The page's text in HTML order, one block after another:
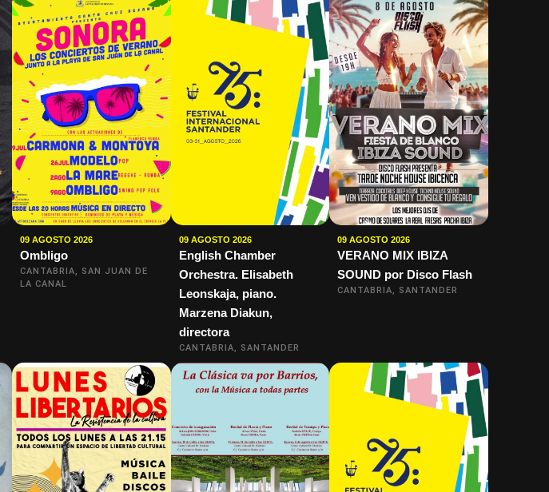
09 AGOSTO 2026
Ombligo
CANTABRIA, SAN JUAN DE
LA CANAL
09 AGOSTO 2026
English Chamber
Orchestra. Elisabeth
Leonskaja, piano.
Marzena Diakun,
directora
CANTABRIA, SANTANDER
09 AGOSTO 2026
VERANO MIX IBIZA
SOUND por Disco Flash
CANTABRIA, SANTANDER